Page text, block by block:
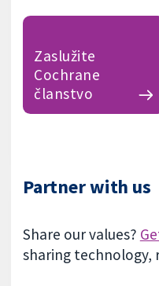
Zaslužite
Cochrane
članstvo
Partner with us
Share our values?
sharing technology,